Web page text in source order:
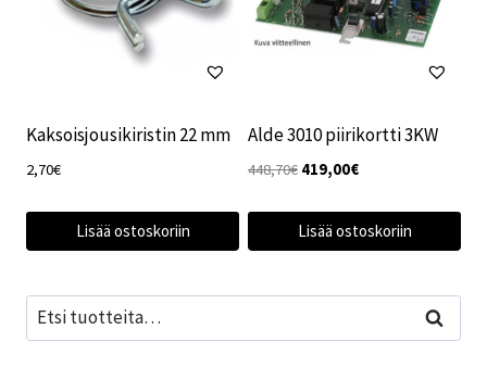
Kaksoisjousikiristin 22 mm
2,70€
Lisää ostoskoriin
Alde 3010 piirikortti 3KW
448,70€ Alkuperäinen
oli:
448,70€.
419,00€Nykyinen
on:
419,00€.
Lisää ostoskoriin
Etsi: Haku